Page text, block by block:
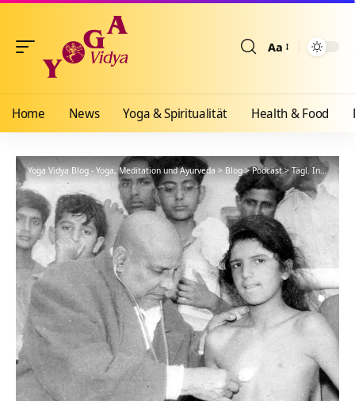
Aa
Home News Yoga & Spiritualität Health & Food
Yoga Vidya Blog - Yoga, Meditation und Ayurveda>Blog>Podcast>Tägl. Inspiration